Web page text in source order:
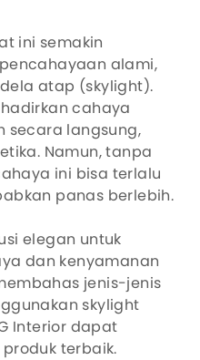
ini semakin
alami,
atap (skylight).
cahaya
secara langsung,
Namun, tanpa
ini bisa terlalu
panas berlebih.
elegan untuk
dan kenyamanan
jenis-jenis
skylight
Interior dapat
terbaik.